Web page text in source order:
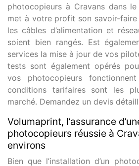
photocopieurs à Cravans dans le
met à votre profit son savoir-
les câbles d’alimentation et
soient bien rangés. Est
services la mise à jour de vos
tests sont également opérés
vos photocopieurs
conditions tarifaires sont les
marché. Demandez un devis
Volumaprint, l’assurance
photocopieurs réussie à
environs
Bien que l’installation d’un